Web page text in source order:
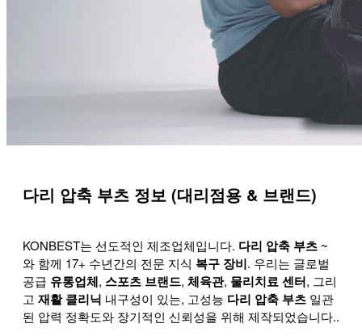
다리 압축 부츠 정보 (대리점용 & 브랜드)
KONBEST는 선도적인 제조업체입니다. 다리 압축 부츠 ~
와 함께 17+ 수년간의 전문 지식 복구 장비. 우리는 글로벌
공급 유통업체, 스포츠 브랜드, 체육관, 물리치료 센터, 그리
고 재활 클리닉 내구성이 있는, 고성능 다리 압축 부츠 일관
된 압력 정확도와 장기적인 신뢰성을 위해 제작되었습니다..